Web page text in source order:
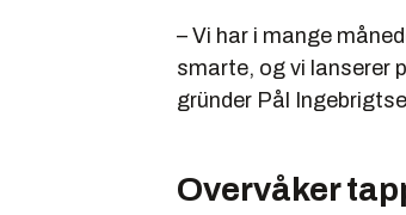
– Vi har i mange
smarte, og vi lanserer
gründer Pål
Overvåker